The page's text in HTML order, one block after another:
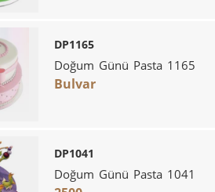
DP1165
Doğum Günü Pasta 1165
Bulvar
DP1041
Doğum Günü Pasta 1041